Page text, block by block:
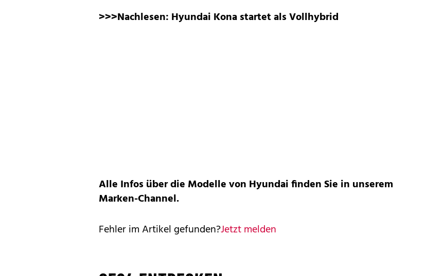
>>>Nachlesen: Hyundai Kona startet als Vollhybrid
Alle Infos über die Modelle von Hyundai finden Sie in unserem
Marken-Channel.
Fehler im Artikel gefunden?Jetzt melden